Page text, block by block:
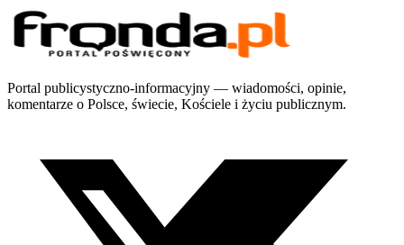
Portal publicystyczno-informacyjny — wiadomości, opinie,
komentarze o Polsce, świecie, Kościele i życiu publicznym.